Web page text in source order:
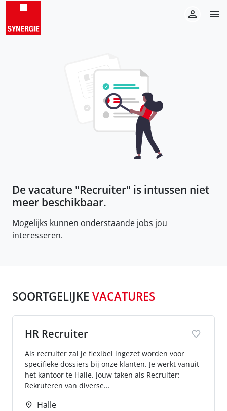
De vacature "Recruiter" is intussen niet
meer beschikbaar.
Mogelijks kunnen onderstaande jobs jou
interesseren.
SOORTGELIJKE VACATURES
HR Recruiter
Als recruiter zal je flexibel ingezet worden voor
specifieke dossiers bij onze klanten. Je werkt vanuit
het kantoor te Halle. Jouw taken als Recruiter:
Rekruteren van diverse...
Halle